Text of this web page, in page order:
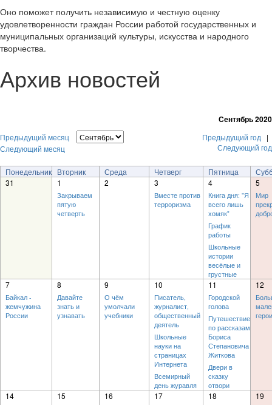
Оно поможет получить независимую и честную оценку
удовлетворенности граждан России работой государственных и
муниципальных организаций культуры, искусства и народного
творчества.
Архив новостей
Сентябрь 2020
Предыдущий месяц
Следующий месяц
Предыдущий год |
Следующий год
Понедельник Вторник Среда Четверг Пятница
31
1
Закрываем
пятую
четверть
2 3
Вместе против
терроризма
4
Книга дня: "Я
всего лишь
хомяк"
График
работы
Школьные
истории
весёлые и
грустные
5
Мир
7
Байкал -
жемчужина
России
8
Давайте
знать и
узнавать
9
О чём
умолчали
учебники
10
Писатель,
журналист,
общественный
деятель
Школьные
науки на
страницах
Интернета
Всемирный
день журавля
11
Городской
голова
Путешествие
по рассказам
Бориса
Степановича
Житкова
Двери в
сказку
отвори
12
герои
14 15 16 17 18 19